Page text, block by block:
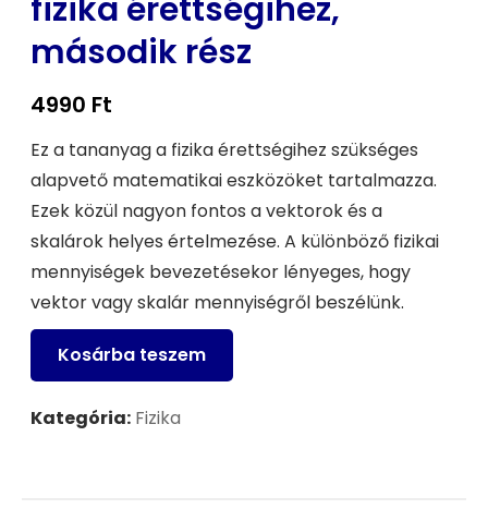
fizika érettségihez,
második rész
4990 Ft
Ez a tananyag a fizika érettségihez szükséges
alapvető matematikai eszközöket tartalmazza.
Ezek közül nagyon fontos a vektorok és a
skalárok helyes értelmezése. A különböző fizikai
mennyiségek bevezetésekor lényeges, hogy
vektor vagy skalár mennyiségről beszélünk.
Kosárba teszem
Kategória: Fizika